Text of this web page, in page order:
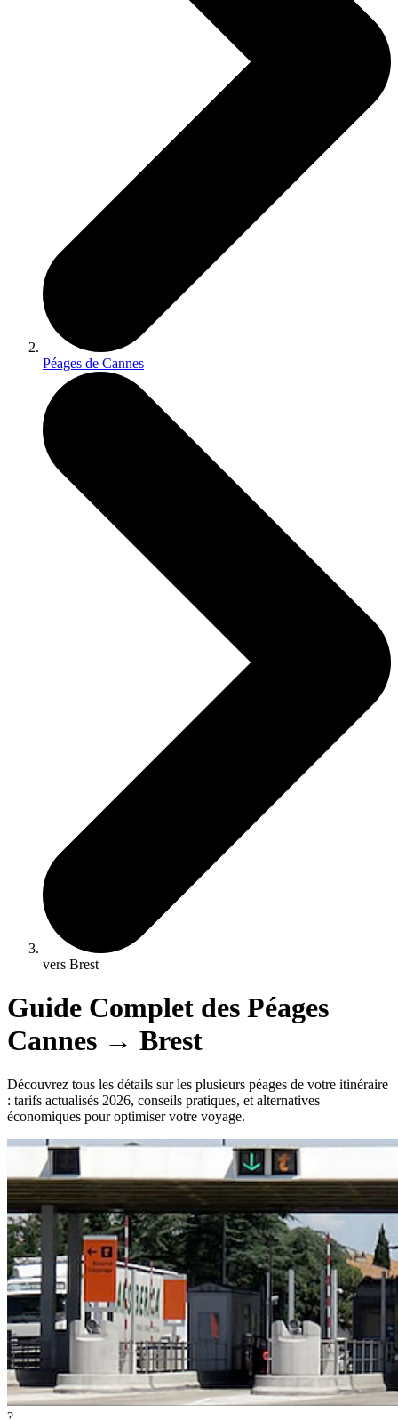
Péages de Cannes
vers Brest
Guide Complet des Péages
Cannes → Brest
Découvrez tous les détails sur les plusieurs péages de votre itinéraire
: tarifs actualisés 2026, conseils pratiques, et alternatives
économiques pour optimiser votre voyage.
?